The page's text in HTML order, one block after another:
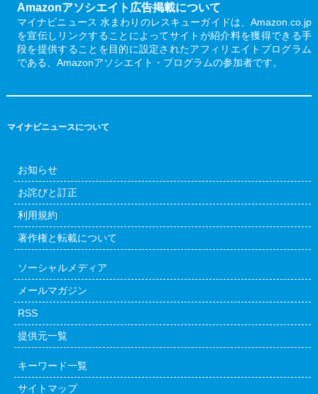
Amazonアソシエイト広告掲載について
マイナビニュース 水まわりのレスキューガイドは、Amazon.co.jp
を宣伝しリンクすることによってサイトが紹介料を獲得できる手
段を提供することを目的に設定されたアフィリエイトプログラム
である、Amazonアソシエイト・プログラムの参加者です。
マイナビニュースについて
お知らせ
お詫びと訂正
利用規約
著作権と転載について
ソーシャルメディア
メールマガジン
RSS
提供元一覧
キーワード一覧
サイトマップ